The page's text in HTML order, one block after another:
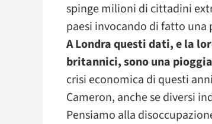
spinge milioni di cittadini
paesi invocando di fatto
A Londra questi dati, e la
britannici, sono una
crisi economica di questi
Cameron, anche se diversi
Pensiamo alla